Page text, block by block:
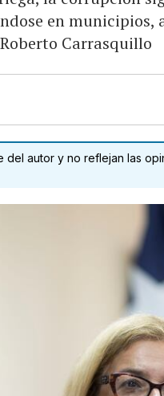
en municipios,
Carrasquillo
autor y no reflejan las